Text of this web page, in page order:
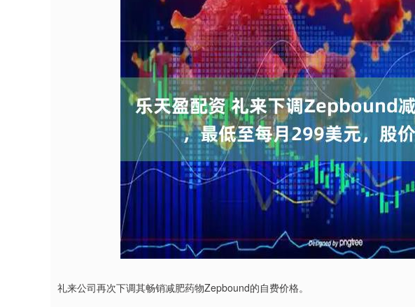
礼来公司再次下调其畅销减肥药物Zepbound的自费价格。
深证成指 14295.08 184.96 1.31%